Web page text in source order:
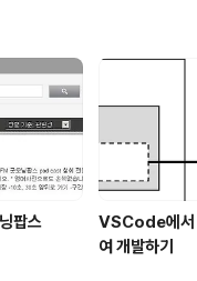
보~!!! 이제서야 함께 합니다
야지 !!! 개인적으로 너무나 존
의 서적인만큼,책 자체의 퀄리
및 동영상 등 부수적인 부분들
상 녹화할 때 몇 번 라이브에..
팝스
VSCode에서
여 개발하기